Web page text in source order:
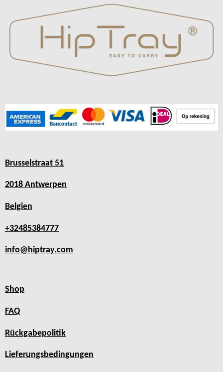
Brusselstraat 51
2018 Antwerpen
Belgien
+32485384777
info@hiptray.com
Shop
FAQ
Rückgabepolitik
Lieferungsbedingungen